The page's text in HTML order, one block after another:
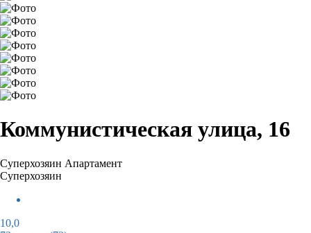
Коммунистическая улица, 16
Суперхозяин Апартамент
Суперхозяин
10,0